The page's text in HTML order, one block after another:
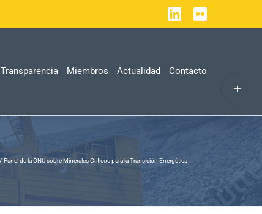
LinkedIn
Flickr
Transparencia Miembros Actualidad Contacto
Panel de la ONU sobre Minerales Críticos para la Transición Energética
Bar